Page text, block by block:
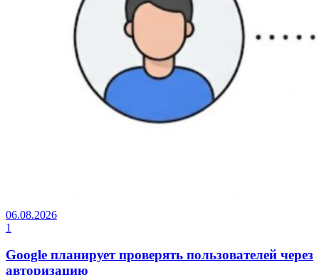
06.08.2026
1
Google планирует проверять пользователей через
авторизацию